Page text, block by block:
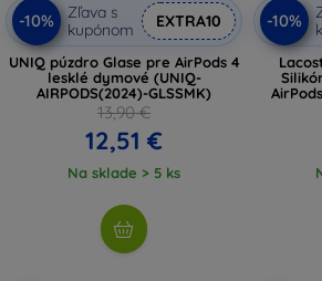
-10%
Zľava s
kupónom
EXTRA10
UNIQ púzdro Glase pre AirPods 4
lesklé dymové (UNIQ-
AIRPODS(2024)-GLSSMK)
13,90 €
12,51 €
Na sklade > 5 ks
-10%